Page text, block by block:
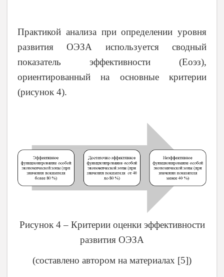
Практикой анализа при определении уровня
развития ОЭЗА используется сводный
показатель эффективности (Еоэз),
ориентированный на основные критерии
(рисунок 4).
Рисунок 4 – Критерии оценки эффективности
развития ОЭЗА
(составлено автором на материалах [5])